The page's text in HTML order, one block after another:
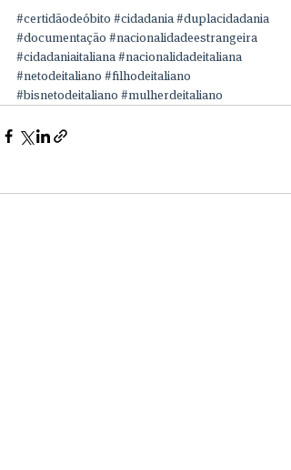
#certidãodeóbito #cidadania#duplacidadania
#documentação #nacionalidadeestrangeira
#cidadaniaitaliana#nacionalidadeitaliana
#netodeitaliano #filhodeitaliano
#bisnetodeitaliano #mulherdeitaliano